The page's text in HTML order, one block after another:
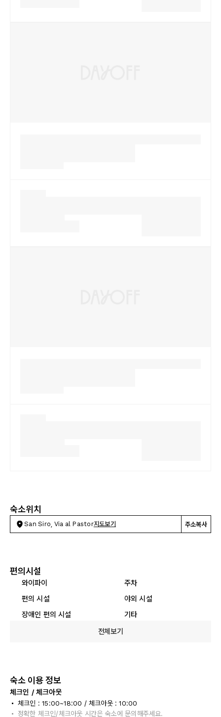
숙소위치
San Siro, Via al Pastor지도보기 주소복사
편의시설
와이파이
주차
편의 시설
야외 시설
장애인 편의 시설
기타
전체보기
숙소 이용 정보
체크인 / 체크아웃
체크인 : 15:00~18:00 / 체크아웃 : 10:00
정확한 체크인/체크아웃 시간은 숙소에 문의해주세요.